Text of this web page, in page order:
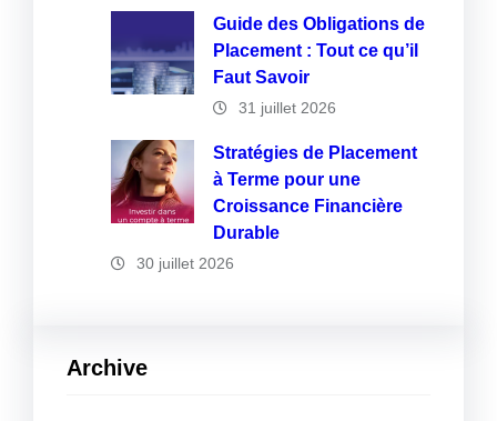
Guide des Obligations de
Placement : Tout ce qu’il
Faut Savoir
31 juillet 2026
Stratégies de Placement
à Terme pour une
Croissance Financière
Durable
30 juillet 2026
Archive